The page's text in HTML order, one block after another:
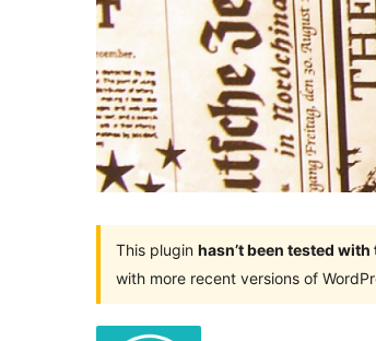
This plugin hasn’t been tested
with more recent versions of